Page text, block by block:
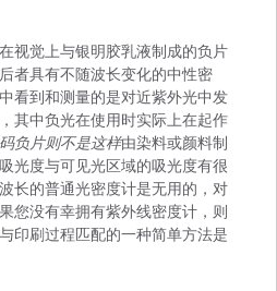
视觉上与银明胶乳液制成的负片
者具有不随波长变化的中性密
看到和测量的是对近紫外光中发
其中负光在使用时实际上在起作
负片则不是这样由染料或颜料制
光度与可见光区域的吸光度有很
长的普通光密度计是无用的，对
您没有幸拥有紫外线密度计，则
印刷过程匹配的一种简单方法是